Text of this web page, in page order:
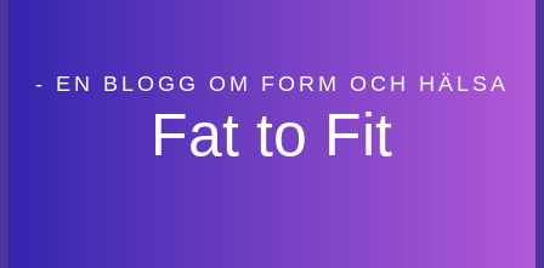
- EN BLOGG OM FORM OCH HÄLSA
Fat to Fit